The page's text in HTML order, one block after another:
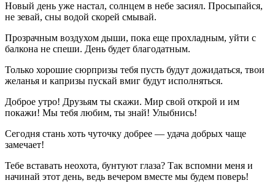
Новый день уже настал, солнцем в небе засиял. Просыпайся,
не зевай, сны водой скорей смывай.
Прозрачным воздухом дыши, пока еще прохладным, уйти с
балкона не спеши. День будет благодатным.
Только хорошие сюрпризы тебя пусть будут дожидаться, твои
желанья и капризы пускай вмиг будут исполняться.
Доброе утро! Друзьям ты скажи. Мир свой открой и им
покажи! Мы тебя любим, ты знай! Улыбнись!
Сегодня стань хоть чуточку добрее — удача добрых чаще
замечает!
Тебе вставать неохота, бунтуют глаза? Так вспомни меня и
начинай этот день, ведь вечером вместе мы будем поверь!